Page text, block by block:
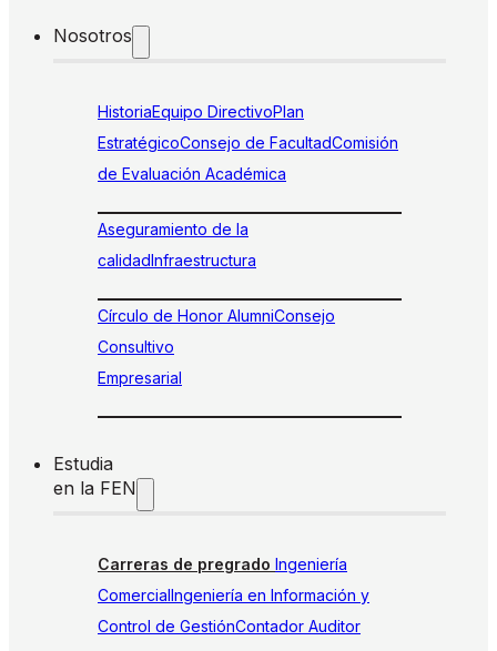
Nosotros
HistoriaEquipo DirectivoPlan
EstratégicoConsejo de FacultadComisión
de Evaluación Académica
Aseguramiento de la
calidadInfraestructura
Círculo de Honor AlumniConsejo
Consultivo
Empresarial
Estudia
en la FEN
Carreras de pregrado Ingeniería
ComercialIngeniería en Información y
Control de GestiónContador Auditor